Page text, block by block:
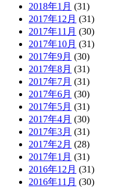
2018年1月 (31)
2017年12月 (31)
2017年11月 (30)
2017年10月 (31)
2017年9月 (30)
2017年8月 (31)
2017年7月 (31)
2017年6月 (30)
2017年5月 (31)
2017年4月 (30)
2017年3月 (31)
2017年2月 (28)
2017年1月 (31)
2016年12月 (31)
2016年11月 (30)